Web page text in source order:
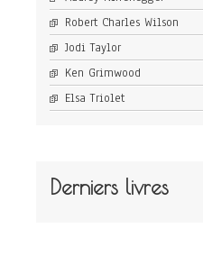
Robert Charles Wilson
Jodi Taylor
Ken Grimwood
Elsa Triolet
Derniers livres